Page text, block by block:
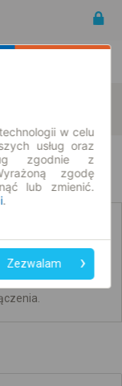
w celu
usług oraz
zgodnie z
zgodę
lub zmienić.
.
Zezwalam